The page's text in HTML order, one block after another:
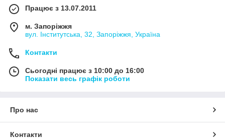
Працює з 13.07.2011
м. Запоріжжя
вул. Інститутська, 32, Запоріжжя, Україна
Контакти
Сьогодні працює з 10:00 до 16:00
Показати весь графік роботи
Про нас
Контакти